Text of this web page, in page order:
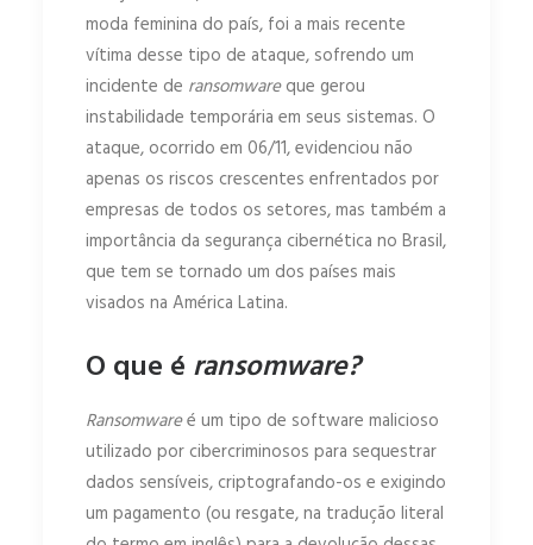
moda feminina do país, foi a mais recente
vítima desse tipo de ataque, sofrendo um
incidente de ransomwareque gerou
instabilidade temporária em seus sistemas. O
ataque, ocorrido em 06/11, evidenciou não
apenas os riscos crescentes enfrentados por
empresas de todos os setores, mas também a
importância da segurança cibernética no Brasil,
que tem se tornado um dos países mais
visados na América Latina.
O que é ransomware?
Ransomwareé um tipo de software malicioso
utilizado por cibercriminosos para sequestrar
dados sensíveis, criptografando-os e exigindo
um pagamento (ou resgate, na tradução literal